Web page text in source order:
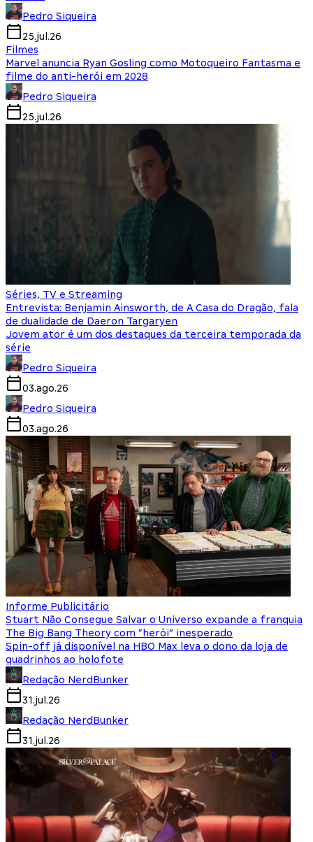
Pedro Siqueira
25.jul.26
Filmes
Marvel anuncia Ryan Gosling como Motoqueiro Fantasma e
filme do anti-herói em 2028
Pedro Siqueira
25.jul.26
Séries, TV e Streaming
Entrevista: Benjamin Ainsworth, de A Casa do Dragão, fala
de dualidade de Daeron Targaryen
Jovem ator é um dos destaques da terceira temporada da
série
Pedro Siqueira
03.ago.26
Pedro Siqueira
03.ago.26
Informe Publicitário
Stuart Não Consegue Salvar o Universo expande a franquia
The Big Bang Theory com “herói” inesperado
Spin-off já disponível na HBO Max leva o dono da loja de
quadrinhos ao holofote
Redação NerdBunker
31.jul.26
Redação NerdBunker
31.jul.26